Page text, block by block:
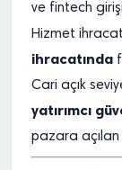
ve fintech
Hizmet
ihracatında
Cari açık
yatırımcı
pazara açılan